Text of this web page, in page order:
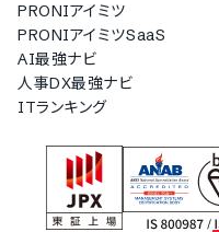
PRONIアイミツ
PRONIアイミツSaaS
AI最強ナビ
人事DX最強ナビ
ITランキング